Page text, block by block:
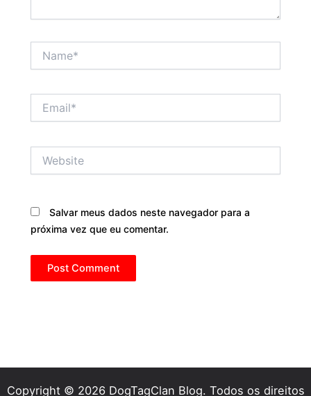
Salvar meus dados neste navegador para a
próxima vez que eu comentar.
Copyright © 2026 DogTagClan Blog. Todos os direitos